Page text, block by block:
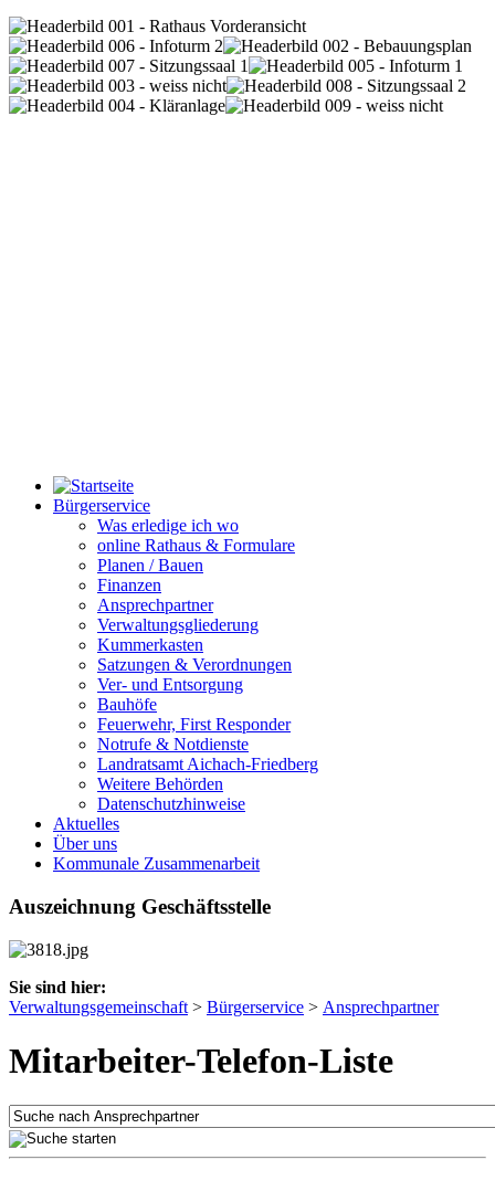
Bürgerservice
Was erledige ich wo
online Rathaus & Formulare
Planen / Bauen
Finanzen
Ansprechpartner
Verwaltungsgliederung
Kummerkasten
Satzungen & Verordnungen
Ver- und Entsorgung
Bauhöfe
Feuerwehr, First Responder
Notrufe & Notdienste
Landratsamt Aichach-Friedberg
Weitere Behörden
Datenschutzhinweise
Aktuelles
Über uns
Kommunale Zusammenarbeit
Auszeichnung Geschäftsstelle
Sie sind hier:
Verwaltungsgemeinschaft > Bürgerservice > Ansprechpartner
Mitarbeiter-Telefon-Liste